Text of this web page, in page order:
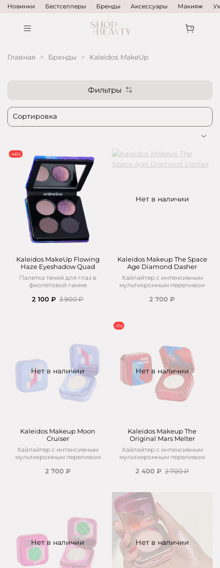
Новинки Бестселлеры Бренды Аксессуары Макияж
Главная Бренды Kaleidos MakeUp
Фильтры
-46%
Kaleidos MakeUp Flowing
Haze Eyeshadow Quad
Палетка теней для глаз в
фиолетовой гамме
2 100 ₽ 3 900 ₽
Нет в наличии
Kaleidos Makeup The Space
Age Diamond Dasher
Хайлайтер с интенсивным
мультихромным переливом
2 700 ₽
Нет в наличии
Kaleidos Makeup Moon
Cruiser
Хайлайтер с интенсивным
мультихромным переливом
2 700 ₽
Нет в наличии
-11%
Kaleidos Makeup The
Original Mars Melter
Хайлайтер с интенсивным
мультихромным переливом
2 400 ₽ 2 700 ₽
Нет в наличии Нет в наличии